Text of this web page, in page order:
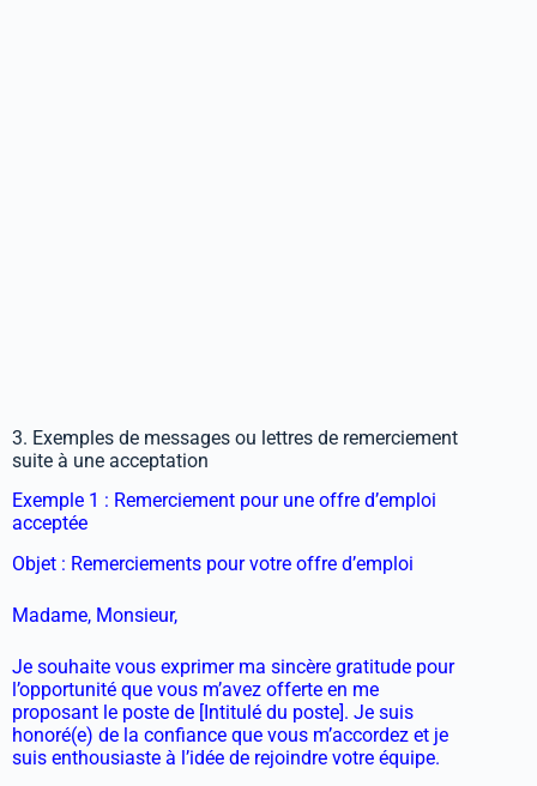
3. Exemples de messages ou lettres de remerciement
suite à une acceptation
Exemple 1 : Remerciement pour une offre d’emploi
acceptée
Objet : Remerciements pour votre offre d’emploi
Madame, Monsieur,
Je souhaite vous exprimer ma sincère gratitude pour
l’opportunité que vous m’avez offerte en me
proposant le poste de [Intitulé du poste]. Je suis
honoré(e) de la confiance que vous m’accordez et je
suis enthousiaste à l’idée de rejoindre votre équipe.